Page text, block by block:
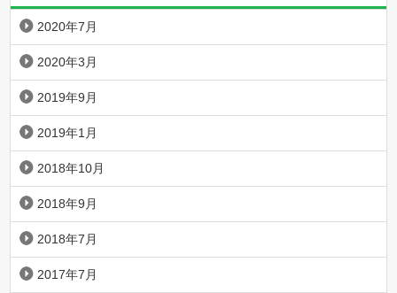
2020年7月
2020年3月
2019年9月
2019年1月
2018年10月
2018年9月
2018年7月
2017年7月